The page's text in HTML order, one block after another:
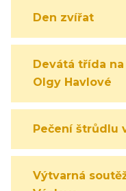
Den zvířat
Devátá třída
Olgy Havlové
Pečení štrůdlu
Výtvarná